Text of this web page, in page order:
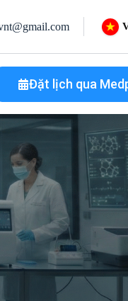
Đặt lịch qua